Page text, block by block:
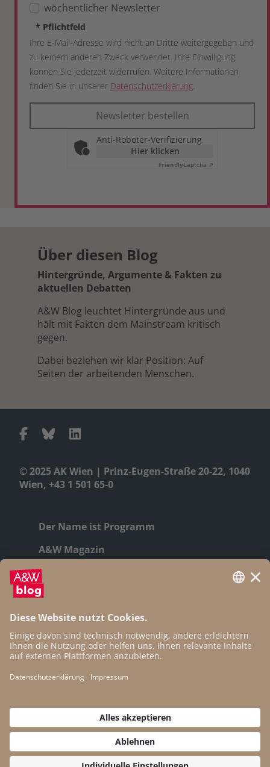
wöchentlicher Newsletter
* Pflichtfeld
Ihre E-Mail-Adresse wird nicht an Dritte weitergegeben und
zu keinem anderen Zweck verwendet. Ihre Einwilligung
können Sie jederzeit widerrufen. Weitere Informationen
finden Sie in unserer Datenschutzerklärung.
Newsletter bestellen
Anti-Roboter-Verifizierung
Hier klicken
FriendlyCaptcha ⇗
© 2025 AK Wien | Prinz-Eugen-Straße 20-22, 1040
Wien, +43 1 501 65-0
Der Name ist Programm
A&W Magazin
Geschichte
Autor:innen
Newsletter
Open Access
Impressum
Datenschutz
Über diesen Blog
Hintergründe, Argumente & Fakten zu
aktuellen Debatten
A&W Blog leuchtet Hintergründe aus und
hält mit Fakten dem Mainstream kritisch
gegen.
Dabei beziehen wir klar Position: Auf
Seiten der arbeitenden Menschen.